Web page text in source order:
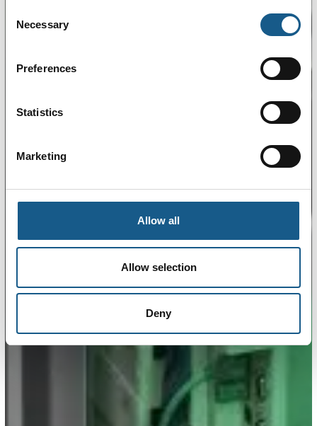
Selection
Necessary
Preferences
Statistics
Marketing
Allow all
Allow selection
Deny